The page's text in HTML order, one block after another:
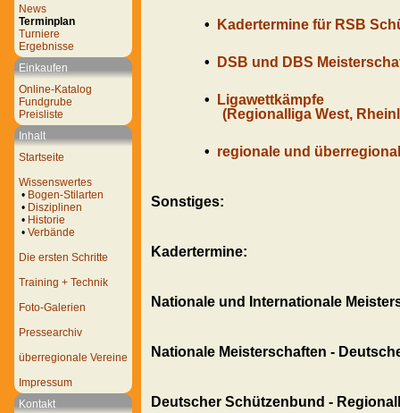
News
Terminplan
Turniere
Ergebnisse
Einkaufen
Online-Katalog
Fundgrube
Preisliste
Inhalt
Startseite
Wissenswertes
• Bogen-Stilarten
• Disziplinen
• Historie
• Verbände
Die ersten Schritte
Training + Technik
Foto-Galerien
Pressearchiv
überregionale Vereine
Impressum
Kontakt
• Kadertermine für RSB
• DSB und DBS
• Ligawettkämpfe
(Regionalliga West,
• regionale und
Sonstiges:
Kadertermine:
Nationale und Internationale
Nationale Meisterschaften -
Deutscher Schützenbund -